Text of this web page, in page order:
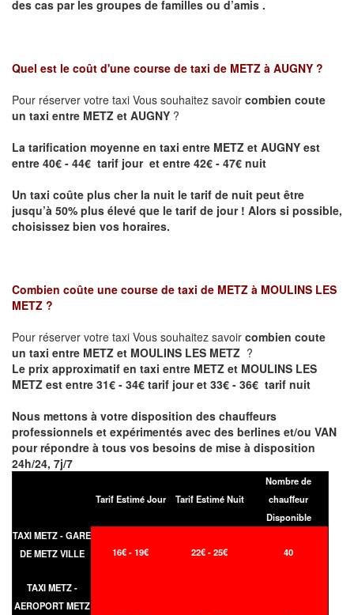
des cas par les groupes de familles ou d’amis .
Quel est le coût d'une course de taxi de METZ à AUGNY ?
Pour réserver votre taxi Vous souhaitez savoir combien coute
un taxi entre METZ et AUGNY ?
La tarification moyenne en taxi entre METZ et AUGNY est
entre 40€ - 44€ tarif jour et entre 42€ - 47€ nuit
Un taxi coûte plus cher la nuit le tarif de nuit peut être
jusqu’à 50% plus élevé que le tarif de jour ! Alors si possible,
choisissez bien vos horaires.
Combien coûte une course de taxi de METZ à MOULINS LES
METZ ?
Pour réserver votre taxi Vous souhaitez savoir combien coute
un taxi entre METZ et MOULINS LES METZ ?
Le prix approximatif en taxi entre METZ et MOULINS LES
METZ est entre 31€ - 34€ tarif jour et 33€ - 36€ tarif nuit
Nous mettons à votre disposition des chauffeurs
professionnels et expérimentés avec des berlines et/ou VAN
pour répondre à tous vos besoins de mise à disposition
24h/24, 7j/7
Tarif Estimé Jour Tarif Estimé Nuit
Nombre de
chauffeur
Disponible
TAXI METZ - GARE
DE METZ VILLE
16€ - 19€ 22€ - 25€ 40
TAXI METZ -
AEROPORT METZ